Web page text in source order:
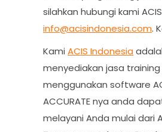
silahkan hubungi kami
info@acisindonesia.com.
Kami ACIS Indonesia
menyediakan jasa training
menggunakan software
ACCURATE nya anda
melayani Anda mulai dari